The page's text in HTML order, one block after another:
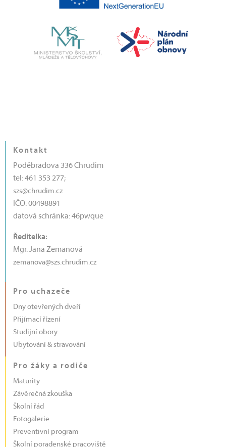
Kontakt
Poděbradova 336 Chrudim
tel: 461 353 277;
szs@chrudim.cz
IČO: 00498891
datová schránka: 46pwque
Ředitelka:
Mgr. Jana Zemanová
zemanova@szs.chrudim.cz
Pro uchazeče
Dny otevřených dveří
Přijímací řízení
Studijní obory
Ubytování & stravování
Pro žáky a rodiče
Maturity
Závěrečná zkouška
Školní řád
Fotogalerie
Preventivní program
Školní poradenské pracoviště